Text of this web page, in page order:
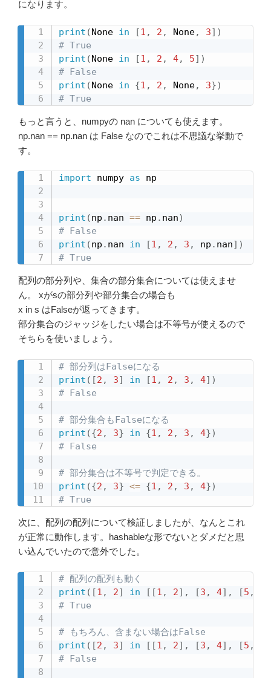
になります。
print (None in [1 , 2 , None, 3] )
# True
print (None in [1 , 2 , 4, 5] )
# False
print (None in {1 , 2 , None, 3})
# True
もっと言うと、numpyの nan についても使えます。
np.nan == np.nan は False なのでこれは不思議な挙動で
す。
import numpy as np
print (np . nan == np . nan)
# False
print (np . nan in [1 , 2 , 3 , np . nan] )
# True
配列の部分列や、集合の部分集合については使えませ
ん。 xがsの部分列や部分集合の場合も
x in s はFalseが返ってきます。
部分集合のジャッジをしたい場合は不等号が使えるので
そちらを使いましょう。
# 部分列はFalseになる
print ( [2 , 3] in [1 , 2 , 3 , 4] )
# False
# 部分集合もFalseになる
print ({2 , 3} in {1 , 2 , 3 , 4})
# False
# 部分集合は不等号で判定できる。
print ({2 , 3} <= {1 , 2 , 3 , 4})
# True
次に、配列の配列について検証しましたが、なんとこれ
が正常に動作します。hashableな形でないとダメだと思
い込んでいたので意外でした。
# 配列の配列も動く
print ( [1 , 2] in [ [1 , 2] , [3 , 4] , [5 ,
# True
# もちろん、含まない場合はFalse
print ( [2 , 3] in [ [1 , 2] , [3 , 4] , [5 ,
# False